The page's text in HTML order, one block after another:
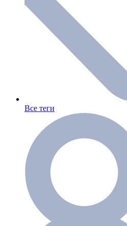
Все теги